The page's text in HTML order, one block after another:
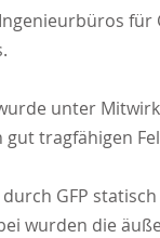
unter
tragfähigen
GFP
wurden die